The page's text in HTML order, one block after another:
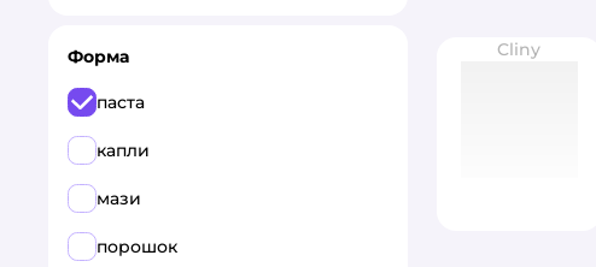
Cliny
Форма
паста
капли
мази
порошок